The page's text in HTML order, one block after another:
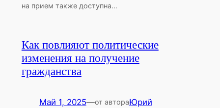
на прием также доступна…
Как повлияют политические
изменения на получение
гражданства
Май 1, 2025—от автораЮрий